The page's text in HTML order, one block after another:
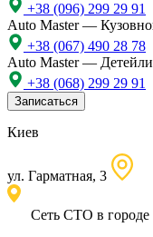
+38 (096) 299 29 91
Auto Master —
+38 (067) 490 28 78
Auto Master —
+38 (068) 299 29 91
Записаться
Киев
ул. Гарматная, 3
Сеть СТО в городе